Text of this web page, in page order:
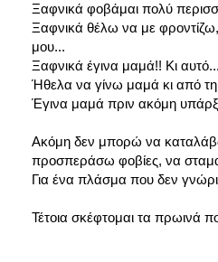
Ξαφνικά φοβάμαι πολύ
Ξαφνικά θέλω να με
μου...
Ξαφνικά έγινα μαμά!! Κι
Ήθελα να γίνω μαμά κι από
Έγινα μαμά πριν ακόμη
Ακόμη δεν μπορώ να
προσπεράσω φοβίες, να
Για ένα πλάσμα που δεν
Τέτοια σκέφτομαι τα πρωινά